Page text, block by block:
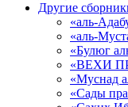
Другие
«аль-
«аль-
«Булюг
«ВЕХИ
«Муснад
«Сады